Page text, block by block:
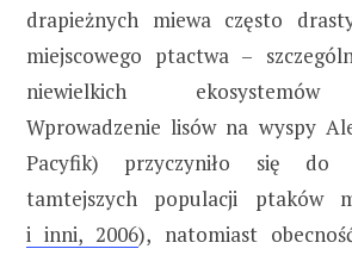
drapieżnych miewa często
miejscowego ptactwa –
niewielkich ekosystemów
Wprowadzenie lisów na wyspy
Pacyfik) przyczyniło się do
tamtejszych populacji ptaków
i inni, 2006), natomiast